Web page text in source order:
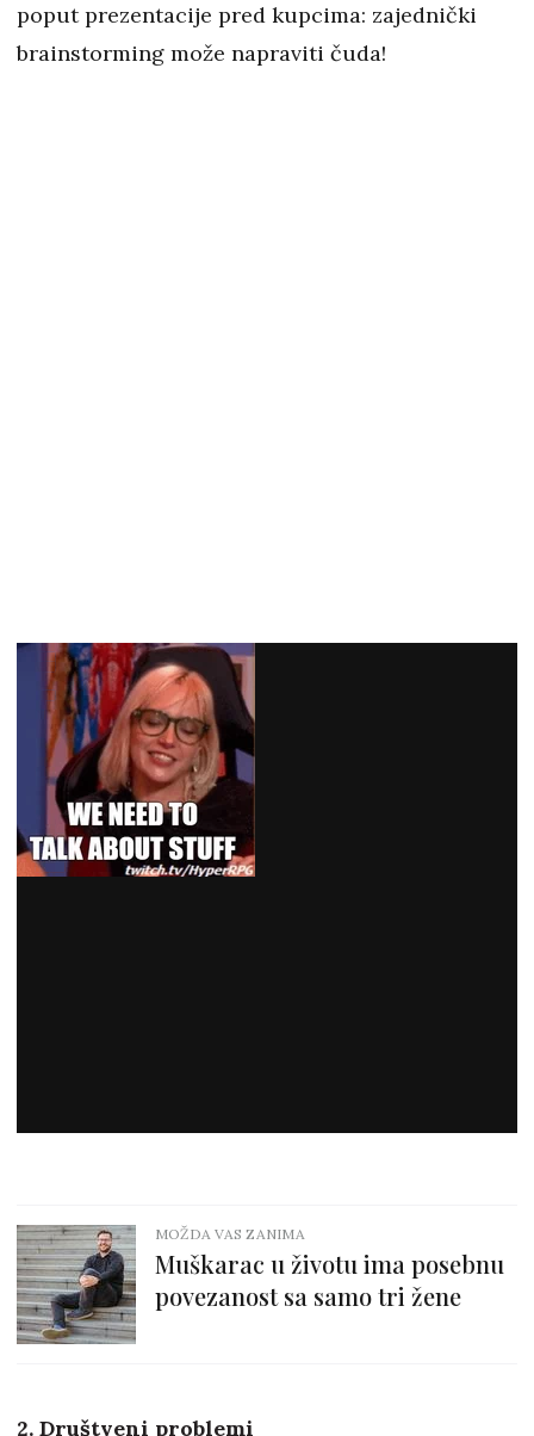
poput prezentacije pred kupcima: zajednički
brainstorming može napraviti čuda!
MOŽDA VAS ZANIMA
Muškarac u životu ima posebnu
povezanost sa samo tri žene
2. Društveni problemi